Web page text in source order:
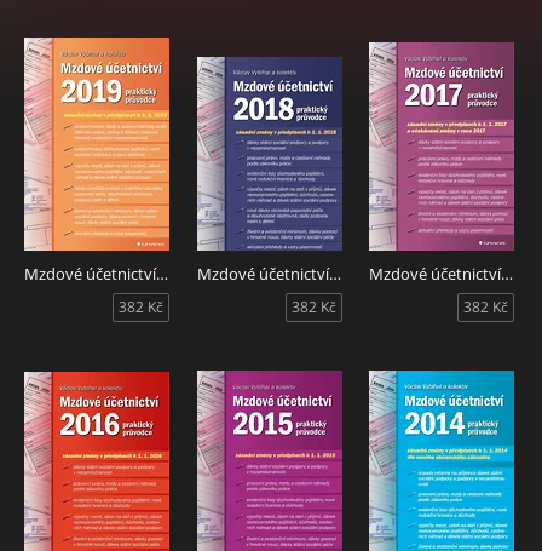
Mzdové účetnictví 2019
382 Kč
Mzdové účetnictví 2018
382 Kč
Mzdové účetnictví 2017
382 Kč